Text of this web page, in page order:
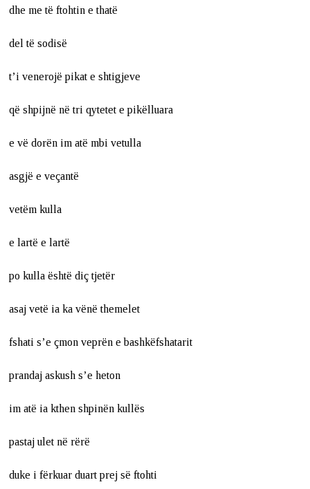
dhe me të ftohtin e thatë
del të sodisë
t’i venerojë pikat e shtigjeve
që shpijnë në tri qytetet e pikëlluara
e vë dorën im atë mbi vetulla
asgjë e veçantë
vetëm kulla
e lartë e lartë
po kulla është diç tjetër
asaj vetë ia ka vënë themelet
fshati s’e çmon veprën e bashkëfshatarit
prandaj askush s’e heton
im atë ia kthen shpinën kullës
pastaj ulet në rërë
duke i fërkuar duart prej së ftohti